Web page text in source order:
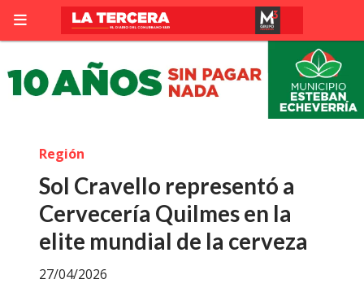
Sol Cravello representó a
Cervecería Quilmes en la
elite mundial de la cerveza
Región
27/04/2026